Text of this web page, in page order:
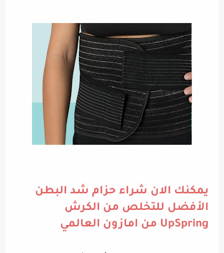
يمكنك الان شراء حزام شد البطن
الأفضل للتخلص من الكرش
UpSpring من امازون العالمي